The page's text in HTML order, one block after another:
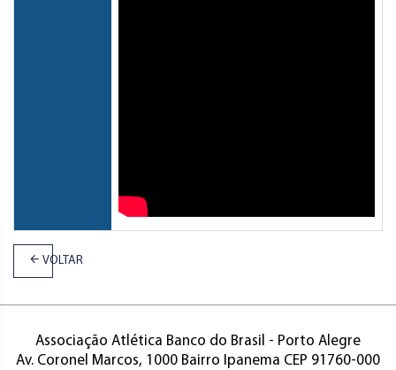
VOLTAR
Associação Atlética Banco do Brasil - Porto Alegre
Av. Coronel Marcos, 1000 Bairro Ipanema CEP 91760-000